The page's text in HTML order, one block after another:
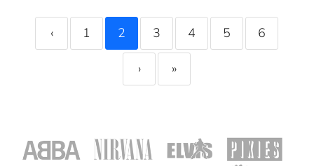
‹ 1 2 3 4 5 6
› »